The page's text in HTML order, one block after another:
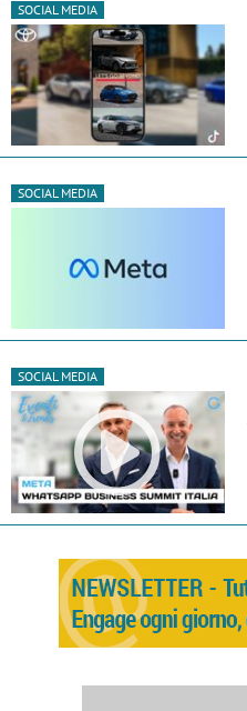
SOCIAL MEDIA
SOCIAL MEDIA
SOCIAL MEDIA